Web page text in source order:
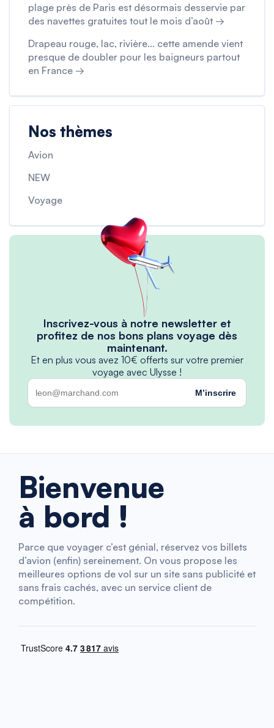
plage près de Paris est désormais desservie par
des navettes gratuites tout le mois d’août →
Drapeau rouge, lac, rivière… cette amende vient
presque de doubler pour les baigneurs partout
en France →
Nos thèmes
Avion
NEW
Voyage
Inscrivez-vous à notre newsletter et
profitez de nos bons plans voyage dès
maintenant.
Et en plus vous avez 10€ offerts sur votre premier
voyage avec Ulysse !
M’inscrire
Bienvenue
à bord !
Parce que voyager c’est génial, réservez vos billets
d’avion (enfin) sereinement. On vous propose les
meilleures options de vol sur un site sans publicité et
sans frais cachés, avec un service client de
compétition.